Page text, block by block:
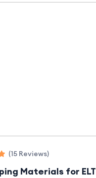
(15 Reviews)
Materials for ELT